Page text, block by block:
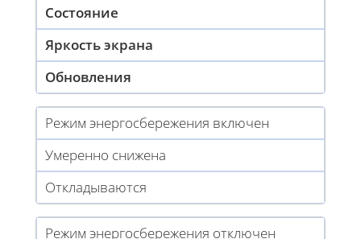
Состояние
Яркость экрана
Обновления
Режим энергосбережения включен
Умеренно снижена
Откладываются
Режим энергосбережения отключен